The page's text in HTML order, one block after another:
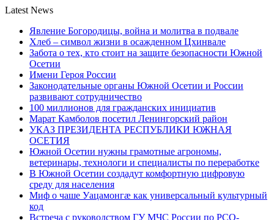
Latest News
Явление Богородицы, война и молитва в подвале
Хлеб – символ жизни в осажденном Цхинвале
Забота о тех, кто стоит на защите безопасности Южной
Осетии
Имени Героя России
Законодательные органы Южной Осетии и России
развивают сотрудничество
100 миллионов для гражданских инициатив
Марат Камболов посетил Ленингорский район
УКАЗ ПРЕЗИДЕНТА РЕСПУБЛИКИ ЮЖНАЯ
ОСЕТИЯ
Южной Осетии нужны грамотные агрономы,
ветеринары, технологи и специалисты по переработке
В Южной Осетии создадут комфортную цифровую
среду для населения
Миф о чаше Уацамонгæ как универсальный культурный
код
Встреча с руководством ГУ МЧС России по РСО-